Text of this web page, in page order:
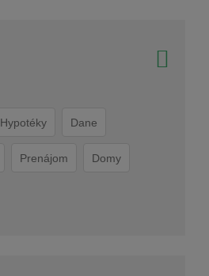
Hypotéky Dane
Prenájom Domy